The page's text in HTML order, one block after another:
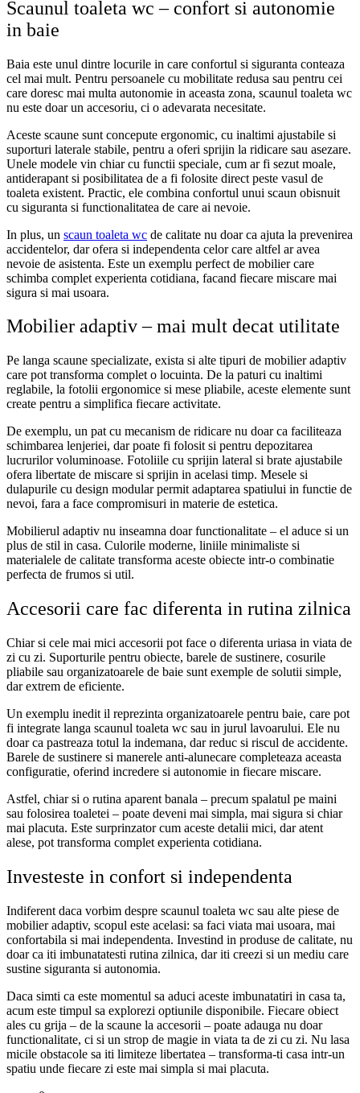
Scaunul toaleta wc – confort si autonomie
in baie
Baia este unul dintre locurile in care confortul si siguranta conteaza
cel mai mult. Pentru persoanele cu mobilitate redusa sau pentru cei
care doresc mai multa autonomie in aceasta zona, scaunul toaleta wc
nu este doar un accesoriu, ci o adevarata necesitate.
Aceste scaune sunt concepute ergonomic, cu inaltimi ajustabile si
suporturi laterale stabile, pentru a oferi sprijin la ridicare sau asezare.
Unele modele vin chiar cu functii speciale, cum ar fi sezut moale,
antiderapant si posibilitatea de a fi folosite direct peste vasul de
toaleta existent. Practic, ele combina confortul unui scaun obisnuit
cu siguranta si functionalitatea de care ai nevoie.
In plus, un scaun toaleta wc de calitate nu doar ca ajuta la prevenirea
accidentelor, dar ofera si independenta celor care altfel ar avea
nevoie de asistenta. Este un exemplu perfect de mobilier care
schimba complet experienta cotidiana, facand fiecare miscare mai
sigura si mai usoara.
Mobilier adaptiv – mai mult decat utilitate
Pe langa scaune specializate, exista si alte tipuri de mobilier adaptiv
care pot transforma complet o locuinta. De la paturi cu inaltimi
reglabile, la fotolii ergonomice si mese pliabile, aceste elemente sunt
create pentru a simplifica fiecare activitate.
De exemplu, un pat cu mecanism de ridicare nu doar ca faciliteaza
schimbarea lenjeriei, dar poate fi folosit si pentru depozitarea
lucrurilor voluminoase. Fotoliile cu sprijin lateral si brate ajustabile
ofera libertate de miscare si sprijin in acelasi timp. Mesele si
dulapurile cu design modular permit adaptarea spatiului in functie de
nevoi, fara a face compromisuri in materie de estetica.
Mobilierul adaptiv nu inseamna doar functionalitate – el aduce si un
plus de stil in casa. Culorile moderne, liniile minimaliste si
materialele de calitate transforma aceste obiecte intr-o combinatie
perfecta de frumos si util.
Accesorii care fac diferenta in rutina zilnica
Chiar si cele mai mici accesorii pot face o diferenta uriasa in viata de
zi cu zi. Suporturile pentru obiecte, barele de sustinere, cosurile
pliabile sau organizatoarele de baie sunt exemple de solutii simple,
dar extrem de eficiente.
Un exemplu inedit il reprezinta organizatoarele pentru baie, care pot
fi integrate langa scaunul toaleta wc sau in jurul lavoarului. Ele nu
doar ca pastreaza totul la indemana, dar reduc si riscul de accidente.
Barele de sustinere si manerele anti-alunecare completeaza aceasta
configuratie, oferind incredere si autonomie in fiecare miscare.
Astfel, chiar si o rutina aparent banala – precum spalatul pe maini
sau folosirea toaletei – poate deveni mai simpla, mai sigura si chiar
mai placuta. Este surprinzator cum aceste detalii mici, dar atent
alese, pot transforma complet experienta cotidiana.
Investeste in confort si independenta
Indiferent daca vorbim despre scaunul toaleta wc sau alte piese de
mobilier adaptiv, scopul este acelasi: sa faci viata mai usoara, mai
confortabila si mai independenta. Investind in produse de calitate, nu
doar ca iti imbunatatesti rutina zilnica, dar iti creezi si un mediu care
sustine siguranta si autonomia.
Daca simti ca este momentul sa aduci aceste imbunatatiri in casa ta,
acum este timpul sa explorezi optiunile disponibile. Fiecare obiect
ales cu grija – de la scaune la accesorii – poate adauga nu doar
functionalitate, ci si un strop de magie in viata ta de zi cu zi. Nu lasa
micile obstacole sa iti limiteze libertatea – transforma-ti casa intr-un
spatiu unde fiecare zi este mai simpla si mai placuta.